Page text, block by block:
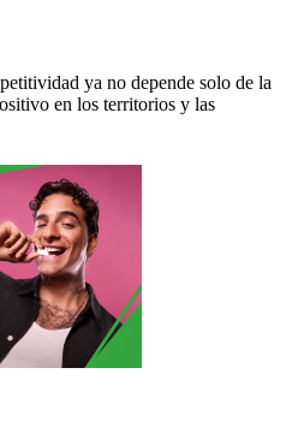
ya no depende solo de la
en los territorios y las